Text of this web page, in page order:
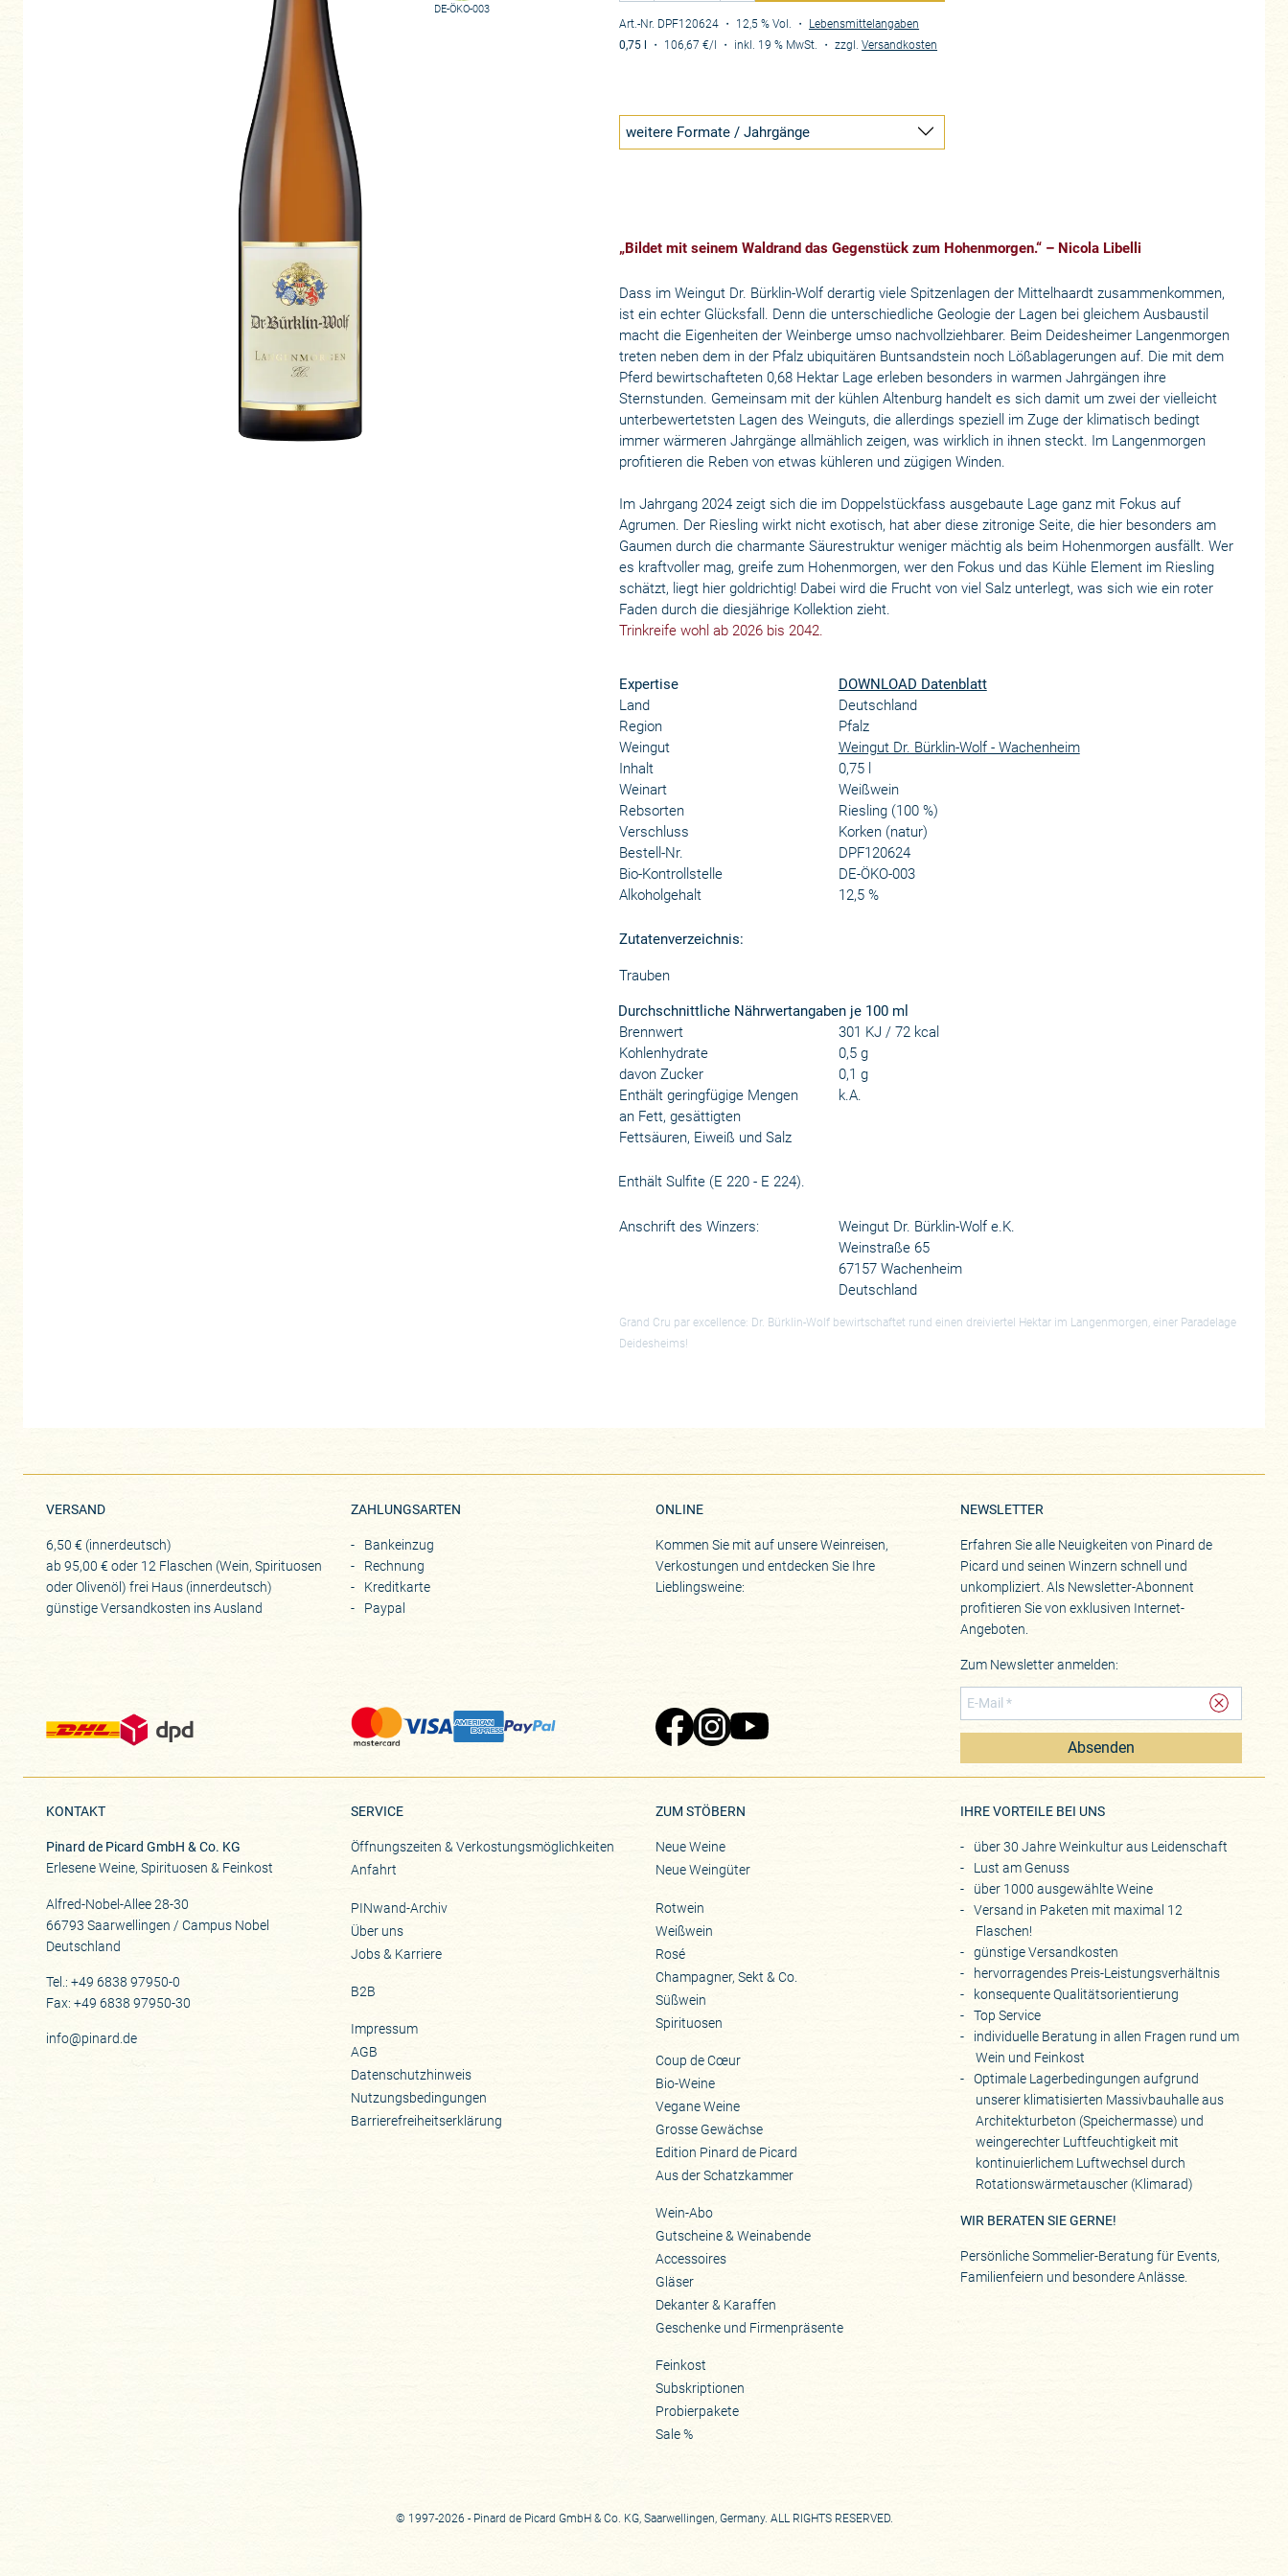
DE-ÖKO-003
Art.-Nr. DPF120624 ・ 12,5 % Vol. ・ Lebensmittelangaben
0,75 l ・ 106,67 €/l ・ inkl. 19 % MwSt. ・zzgl.Versandkosten
weitere Formate / Jahrgänge
„Bildet mit seinem Waldrand das Gegenstück zum Hohenmorgen.“ – Nicola Libelli
Dass im Weingut Dr. Bürklin-Wolf derartig viele Spitzenlagen der Mittelhaardt zusammenkommen,
ist ein echter Glücksfall. Denn die unterschiedliche Geologie der Lagen bei gleichem Ausbaustil
macht die Eigenheiten der Weinberge umso nachvollziehbarer. Beim Deidesheimer Langenmorgen
treten neben dem in der Pfalz ubiquitären Buntsandstein noch Lößablagerungen auf. Die mit dem
Pferd bewirtschafteten 0,68 Hektar Lage erleben besonders in warmen Jahrgängen ihre
Sternstunden. Gemeinsam mit der kühlen Altenburg handelt es sich damit um zwei der vielleicht
unterbewertetsten Lagen des Weinguts, die allerdings speziell im Zuge der klimatisch bedingt
immer wärmeren Jahrgänge allmählich zeigen, was wirklich in ihnen steckt. Im Langenmorgen
profitieren die Reben von etwas kühleren und zügigen Winden.
Im Jahrgang 2024 zeigt sich die im Doppelstückfass ausgebaute Lage ganz mit Fokus auf
Agrumen. Der Riesling wirkt nicht exotisch, hat aber diese zitronige Seite, die hier besonders am
Gaumen durch die charmante Säurestruktur weniger mächtig als beim Hohenmorgen ausfällt. Wer
es kraftvoller mag, greife zum Hohenmorgen, wer den Fokus und das Kühle Element im Riesling
schätzt, liegt hier goldrichtig! Dabei wird die Frucht von viel Salz unterlegt, was sich wie ein roter
Faden durch die diesjährige Kollektion zieht.
Trinkreife wohl ab 2026 bis 2042.
Expertise
DOWNLOAD Datenblatt
Land
Deutschland
Region
Pfalz
Weingut
Weingut Dr. Bürklin-Wolf - Wachenheim
Inhalt
0,75 l
Weinart
Weißwein
Rebsorten
Riesling (100 %)
Verschluss
Korken (natur)
Bestell-Nr.
DPF120624
Bio-Kontrollstelle
DE-ÖKO-003
Alkoholgehalt
12,5 %
Zutatenverzeichnis:
Trauben
Durchschnittliche Nährwertangaben je 100 ml
Brennwert
301 KJ / 72 kcal
Kohlenhydrate
0,5 g
davon Zucker
0,1 g
Enthält geringfügige Mengen
an Fett, gesättigten
Fettsäuren, Eiweiß und Salz
k.A.
Enthält Sulfite (E 220 - E 224).
Anschrift des Winzers:
Weingut Dr. Bürklin-Wolf e.K.
Weinstraße 65
67157 Wachenheim
Deutschland
Grand Cru par excellence: Dr. Bürklin-Wolf bewirtschaftet rund einen dreiviertel Hektar im Langenmorgen, einer Paradelage
Deidesheims!
VERSAND
6,50 € (innerdeutsch)
ab 95,00 € oder 12 Flaschen (Wein, Spirituosen
oder Olivenöl) frei Haus (innerdeutsch)
günstige Versandkosten ins Ausland
ZAHLUNGSARTEN
Bankeinzug
Rechnung
Kreditkarte
Paypal
ONLINE
Kommen Sie mit auf unsere Weinreisen,
Verkostungen und entdecken Sie Ihre
Lieblingsweine:
NEWSLETTER
Erfahren Sie alle Neuigkeiten von Pinard de
Picard und seinen Winzern schnell und
unkompliziert. Als Newsletter-Abonnent
profitieren Sie von exklusiven Internet-
Angeboten.
Zum Newsletter anmelden:
Absenden
KONTAKT
Pinard de Picard GmbH & Co. KG
Erlesene Weine, Spirituosen & Feinkost
Alfred-Nobel-Allee 28-30
66793 Saarwellingen / Campus Nobel
Deutschland
Tel.: +49 6838 97950-0
Fax: +49 6838 97950-30
info@pinard.de
SERVICE
Öffnungszeiten & Verkostungsmöglichkeiten
Anfahrt
PINwand-Archiv
Über uns
Jobs & Karriere
B2B
Impressum
AGB
Datenschutzhinweis
Nutzungsbedingungen
Barrierefreiheitserklärung
ZUM STÖBERN
Neue Weine
Neue Weingüter
Rotwein
Weißwein
Rosé
Champagner, Sekt & Co.
Süßwein
Spirituosen
Coup de Cœur
Bio-Weine
Vegane Weine
Grosse Gewächse
Edition Pinard de Picard
Aus der Schatzkammer
Wein-Abo
Gutscheine & Weinabende
Accessoires
Gläser
Dekanter & Karaffen
Geschenke und Firmenpräsente
Feinkost
Subskriptionen
Probierpakete
Sale %
IHRE VORTEILE BEI UNS
über 30 Jahre Weinkultur aus Leidenschaft
Lust am Genuss
über 1000 ausgewählte Weine
Versand in Paketen mit maximal 12
Flaschen!
günstige Versandkosten
hervorragendes Preis-Leistungsverhältnis
konsequente Qualitätsorientierung
Top Service
individuelle Beratung in allen Fragen rund um
Wein und Feinkost
Optimale Lagerbedingungen aufgrund
unserer klimatisierten Massivbauhalle aus
Architekturbeton (Speichermasse) und
weingerechter Luftfeuchtigkeit mit
kontinuierlichem Luftwechsel durch
Rotationswärmetauscher (Klimarad)
WIR BERATEN SIE GERNE!
Persönliche Sommelier-Beratung für Events,
Familienfeiern und besondere Anlässe.
© 1997-2026 - Pinard de Picard GmbH & Co. KG, Saarwellingen, Germany. ALL RIGHTS RESERVED.